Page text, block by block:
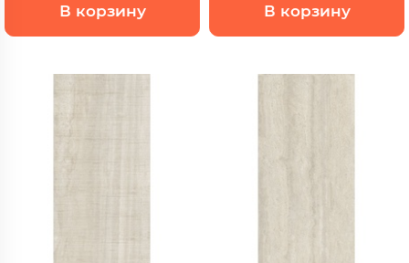
В корзину В корзину